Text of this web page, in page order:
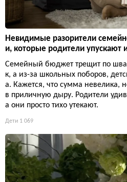
Невидимые разорители
и, которые родители упускают
Семейный бюджет трещит по
к, а из-за школьных поборов,
а. Кажется, что сумма невелика,
в приличную дыру. Родители
а они просто тихо утекают.
Дети 1 069